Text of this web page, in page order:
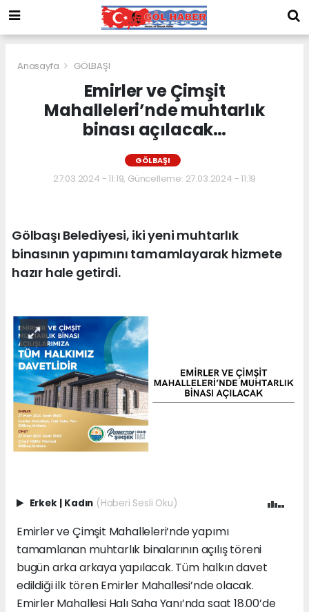
Anasayfa GÖLBAŞI
Emirler ve Çimşit
Mahalleleri’nde muhtarlık
binası açılacak…
GÖLBAŞI
27.03.2024 - 11:19, Güncelleme: 27.03.2024 - 11:19
Gölbaşı Belediyesi, iki yeni muhtarlık
binasının yapımını tamamlayarak hizmete
hazır hale getirdi.
Erkek | Kadın (Haberi Sesli Oku)
Emirler ve Çimşit Mahalleleri’nde yapımı
tamamlanan muhtarlık binalarının açılış töreni
bugün arka arkaya yapılacak. Tüm halkın davet
edildiği ilk tören Emirler Mahallesi’nde olacak.
Emirler Mahallesi Halı Saha Yanı’nda saat 18.00’de